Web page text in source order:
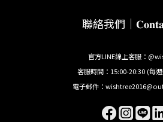
聯絡我們｜
官方LINE線上客服：
客服時間：15:00-20:30 (每
電子郵件：